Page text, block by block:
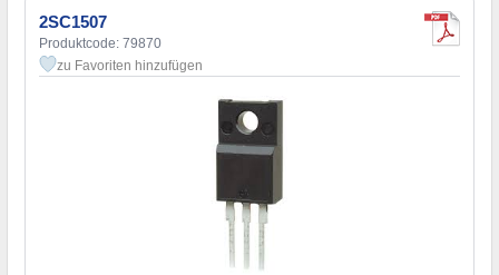
2SC1507
Produktcode: 79870
zu Favoriten hinzufügen